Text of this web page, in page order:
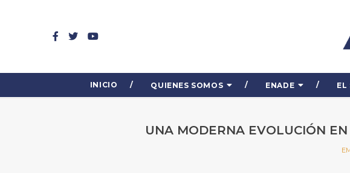
INICIO QUIENES SOMOS ENADE EL
UNA MODERNA EVOLUCIÓN